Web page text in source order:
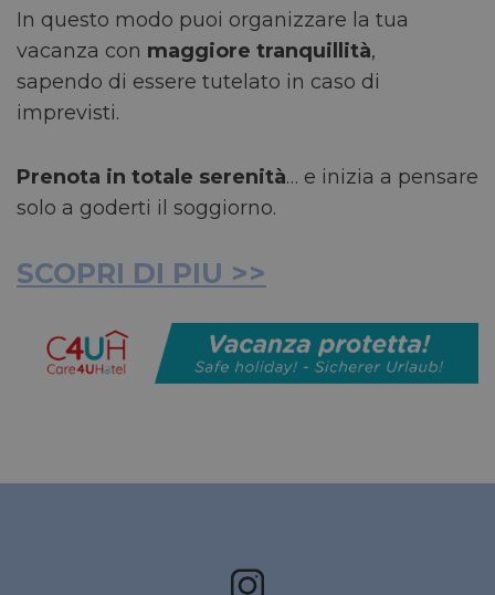
In questo modo puoi organizzare la tua
vacanza con maggiore tranquillità,
sapendo di essere tutelato in caso di
imprevisti.
Prenota in totale serenità… e inizia a pensare
solo a goderti il soggiorno.
SCOPRI DI PIU >>